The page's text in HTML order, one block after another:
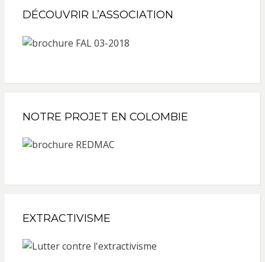
DÉCOUVRIR L’ASSOCIATION
NOTRE PROJET EN COLOMBIE
EXTRACTIVISME